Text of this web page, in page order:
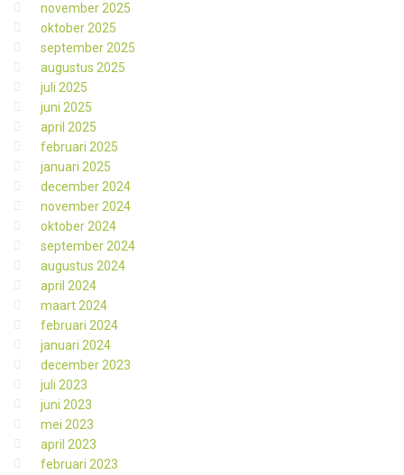
november 2025
oktober 2025
september 2025
augustus 2025
juli 2025
juni 2025
april 2025
februari 2025
januari 2025
december 2024
november 2024
oktober 2024
september 2024
augustus 2024
april 2024
maart 2024
februari 2024
januari 2024
december 2023
juli 2023
juni 2023
mei 2023
april 2023
februari 2023